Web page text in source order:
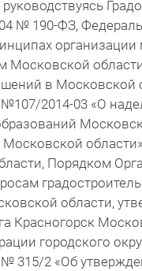
№ 190-ФЗ,
организации
Московской
в Московской
2014-03 «О
Порядком
области,
Красногорск
городского
315/2 «Об